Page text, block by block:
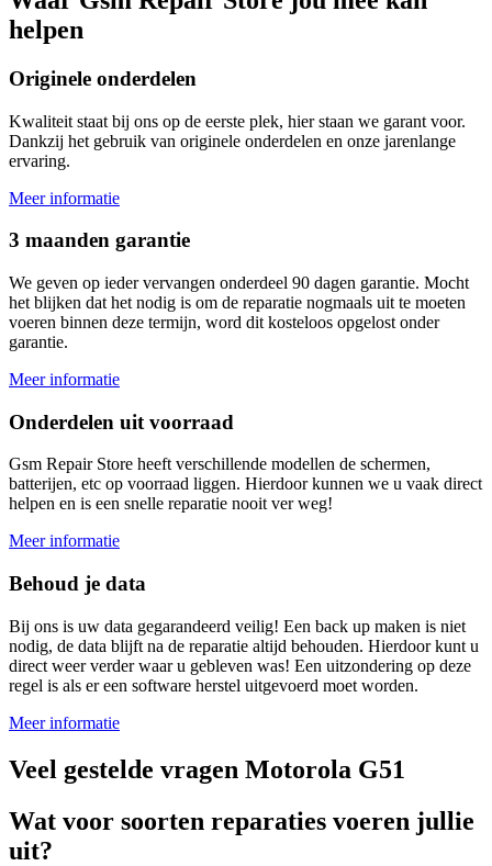
helpen
Originele onderdelen
Kwaliteit staat bij ons op de eerste plek, hier staan we garant voor.
Dankzij het gebruik van originele onderdelen en onze jarenlange
ervaring.
Meer informatie
3 maanden garantie
We geven op ieder vervangen onderdeel 90 dagen garantie. Mocht
het blijken dat het nodig is om de reparatie nogmaals uit te moeten
voeren binnen deze termijn, word dit kosteloos opgelost onder
garantie.
Meer informatie
Onderdelen uit voorraad
Gsm Repair Store heeft verschillende modellen de schermen,
batterijen, etc op voorraad liggen. Hierdoor kunnen we u vaak direct
helpen en is een snelle reparatie nooit ver weg!
Meer informatie
Behoud je data
Bij ons is uw data gegarandeerd veilig! Een back up maken is niet
nodig, de data blijft na de reparatie altijd behouden. Hierdoor kunt u
direct weer verder waar u gebleven was! Een uitzondering op deze
regel is als er een software herstel uitgevoerd moet worden.
Meer informatie
Veel gestelde vragen Motorola G51
Wat voor soorten reparaties voeren jullie
uit?